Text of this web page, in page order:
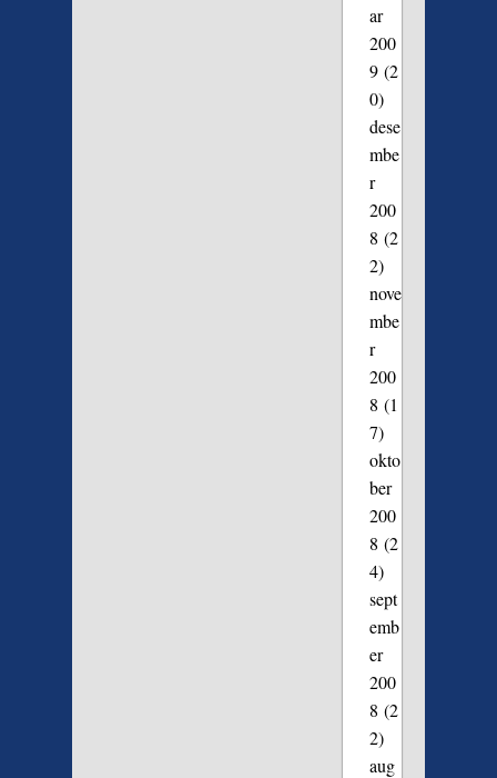
ar
200
9(2
0)
dese
mbe
r
200
8 (2
2)
nove
mbe
r
200
8 (1
7)
okto
ber
200
8 (2
4)
sept
emb
er
200
8 (2
2)
aug